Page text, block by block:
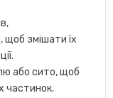
щоб змішати їх
або сито, щоб
частинок.